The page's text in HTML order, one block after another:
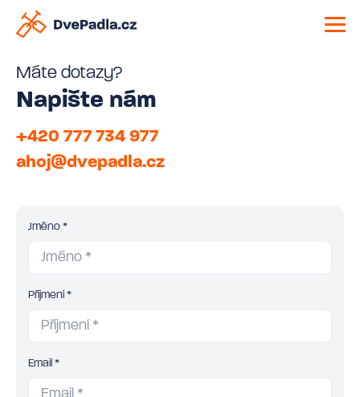
Máte dotazy?
Napište nám
+420 777 734 977
ahoj@dvepadla.cz
Jméno *
Příjmení *
Email *